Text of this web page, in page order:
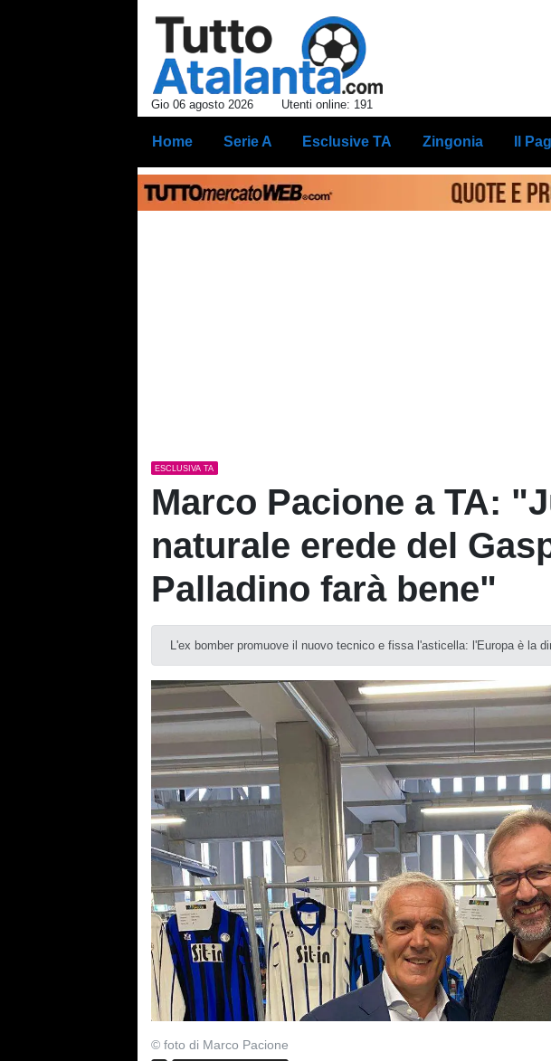
Gio 06 agosto 2026 Utenti online: 191
Home Serie A Esclusive TA Zingonia Il
ESCLUSIVA TA
Marco Pacione a TA:
naturale erede del
Palladino farà bene"
L'ex bomber promuove il nuovo tecnico e fissa l'asticella: l'Europa è la
© foto di Marco Pacione